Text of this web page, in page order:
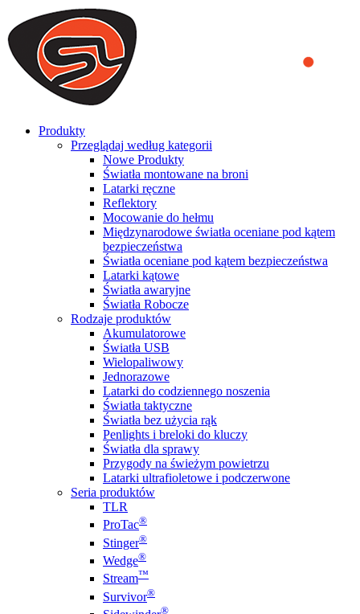
We use cookies to ensure that we provide you the best experience
on our website. By continuing to browse this website, you accept
that cookies are used to help us analyze how the website is used and
to offer you a better experience. To learn more or to find out how
you can disable cookies, you can access our
Produkty
Przeglądaj według kategorii
Nowe Produkty
Światła montowane na broni
Latarki ręczne
Reflektory
Mocowanie do hełmu
Międzynarodowe światła oceniane pod kątem
bezpieczeństwa
Światła oceniane pod kątem bezpieczeństwa
Latarki kątowe
Światła awaryjne
Światła Robocze
Rodzaje produktów
Akumulatorowe
Światła USB
Wielopaliwowy
Jednorazowe
Latarki do codziennego noszenia
Światła taktyczne
Światła bez użycia rąk
Penlights i breloki do kluczy
Światła dla sprawy
Przygody na świeżym powietrzu
Latarki ultrafioletowe i podczerwone
Seria produktów
TLR
ProTac®
Stinger®
Wedge®
Stream™
Survivor®
®